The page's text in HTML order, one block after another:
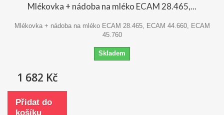
Mlékovka + nádoba na mléko ECAM 28.465,...
Mlékovka + nádoba na mléko ECAM 28.465, ECAM 44.660, ECAM
45.760
Skladem
1 682 Kč
Přidat do
košíku